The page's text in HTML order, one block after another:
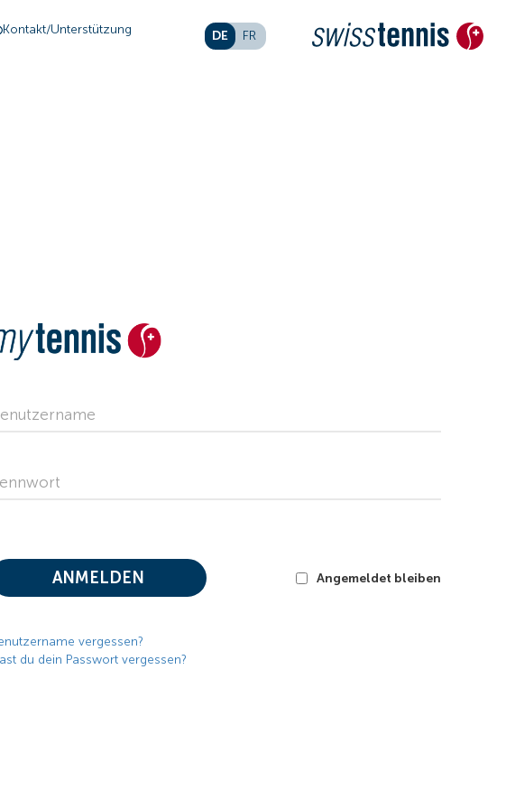
Kontakt/Unterstützung DE FR
Angemeldet bleiben
ANMELDEN
vergessen?
du dein Passwort vergessen?